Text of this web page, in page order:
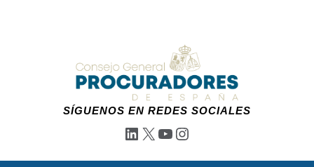
SÍGUENOS EN REDES SOCIALES
LinkedIn
X YouTube
Instagram